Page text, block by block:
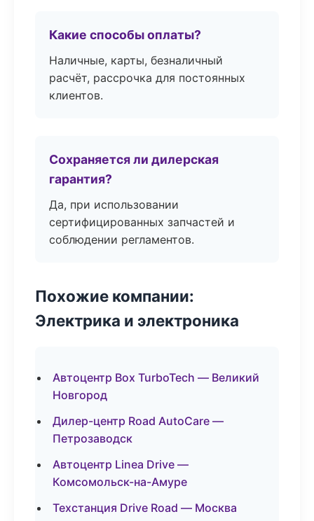
Какие способы оплаты?
Наличные, карты, безналичный
расчёт, рассрочка для постоянных
клиентов.
Сохраняется ли дилерская
гарантия?
Да, при использовании
сертифицированных запчастей и
соблюдении регламентов.
Похожие компании:
Электрика и электроника
Автоцентр Box TurboTech — Великий
Новгород
Дилер-центр Road AutoCare —
Петрозаводск
Автоцентр Linea Drive —
Комсомольск-на-Амуре
Техстанция Drive Road — Москва